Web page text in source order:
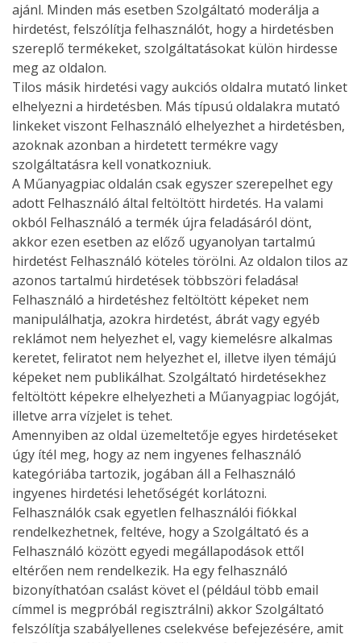
ajánl. Minden más esetben Szolgáltató moderálja a
hirdetést, felszólítja felhasználót, hogy a hirdetésben
szereplő termékeket, szolgáltatásokat külön hirdesse
meg az oldalon.
Tilos másik hirdetési vagy aukciós oldalra mutató linket
elhelyezni a hirdetésben. Más típusú oldalakra mutató
linkeket viszont Felhasználó elhelyezhet a hirdetésben,
azoknak azonban a hirdetett termékre vagy
szolgáltatásra kell vonatkozniuk.
A Műanyagpiac oldalán csak egyszer szerepelhet egy
adott Felhasználó által feltöltött hirdetés. Ha valami
okból Felhasználó a termék újra feladásáról dönt,
akkor ezen esetben az előző ugyanolyan tartalmú
hirdetést Felhasználó köteles törölni. Az oldalon tilos az
azonos tartalmú hirdetések többszöri feladása!
Felhasználó a hirdetéshez feltöltött képeket nem
manipulálhatja, azokra hirdetést, ábrát vagy egyéb
reklámot nem helyezhet el, vagy kiemelésre alkalmas
keretet, feliratot nem helyezhet el, illetve ilyen témájú
képeket nem publikálhat. Szolgáltató hirdetésekhez
feltöltött képekre elhelyezheti a Műanyagpiac logóját,
illetve arra vízjelet is tehet.
Amennyiben az oldal üzemeltetője egyes hirdetéseket
úgy ítél meg, hogy az nem ingyenes felhasználó
kategóriába tartozik, jogában áll a Felhasználó
ingyenes hirdetési lehetőségét korlátozni.
Felhasználók csak egyetlen felhasználói fiókkal
rendelkezhetnek, feltéve, hogy a Szolgáltató és a
Felhasználó között egyedi megállapodások ettől
eltérően nem rendelkezik. Ha egy felhasználó
bizonyíthatóan csalást követ el (például több email
címmel is megpróbál regisztrálni) akkor Szolgáltató
felszólítja szabályellenes cselekvése befejezésére, amit